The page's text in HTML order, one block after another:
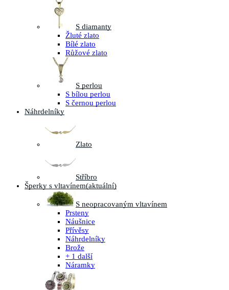
S diamanty
Žluté zlato
Bílé zlato
Růžové zlato
S perlou
S bílou perlou
S černou perlou
Náhrdelníky
Zlato
Stříbro
Šperky s vltavínem(aktuální)
S neopracovaným vltavínem
Prsteny
Náušnice
Přívěsy
Náhrdelníky
Brože
+ 1 další
Náramky